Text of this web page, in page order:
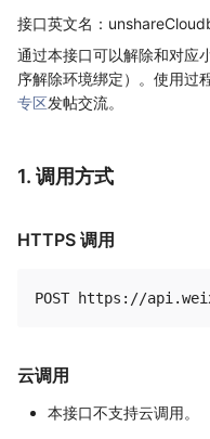
接口英文名：
通过本接口可以解除和对应
序解除环境绑定）。使用过
专区发帖交流。
1. 调用方式
HTTPS 调用
云调用
本接口不支持云调用。